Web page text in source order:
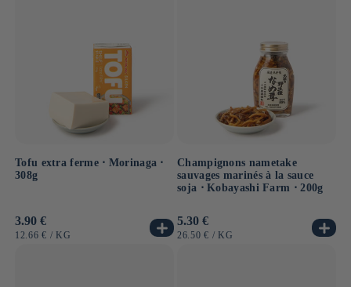
Tofu extra ferme ⋅ Morinaga ⋅
308g
Prix
habituel
3.90 €
PRIX
12.66 € / PAR
KG
Champignons nametake
sauvages marinés à la sauce
soja ⋅ Kobayashi Farm ⋅ 200g
Prix
habituel
5.30 €
PRIX
26.50 € / PAR
KG